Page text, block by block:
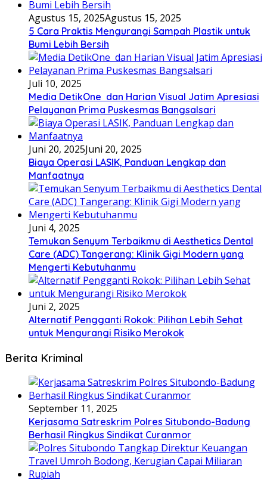
Agustus 15, 2025Agustus 15, 2025
5 Cara Praktis Mengurangi Sampah Plastik untuk
Bumi Lebih Bersih
Juli 10, 2025
Media DetikOne dan Harian Visual Jatim Apresiasi
Pelayanan Prima Puskesmas Bangsalsari
Juni 20, 2025Juni 20, 2025
Biaya Operasi LASIK, Panduan Lengkap dan
Manfaatnya
Juni 4, 2025
Temukan Senyum Terbaikmu di Aesthetics Dental
Care (ADC) Tangerang: Klinik Gigi Modern yang
Mengerti Kebutuhanmu
Juni 2, 2025
Alternatif Pengganti Rokok: Pilihan Lebih Sehat
untuk Mengurangi Risiko Merokok
Berita Kriminal
September 11, 2025
Kerjasama Satreskrim Polres Situbondo-Badung
Berhasil Ringkus Sindikat Curanmor